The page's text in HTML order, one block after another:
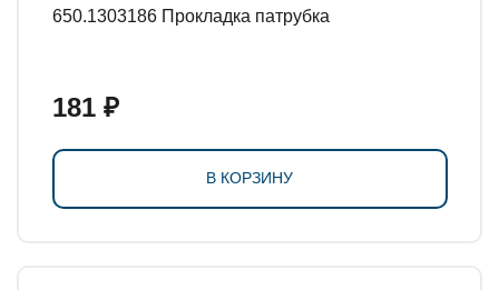
650.1303186 Прокладка патрубка
181 ₽
В КОРЗИНУ